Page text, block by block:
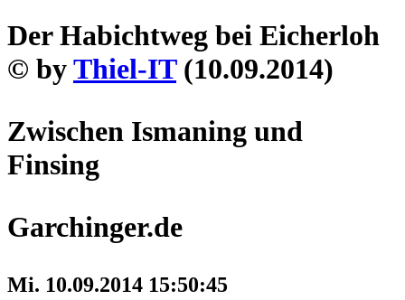
Der Habichtweg bei Eicherloh
© byThiel-IT(10.09.2014)
Zwischen Ismaning und
Finsing
Garchinger.de
Mi. 10.09.2014 15:50:45